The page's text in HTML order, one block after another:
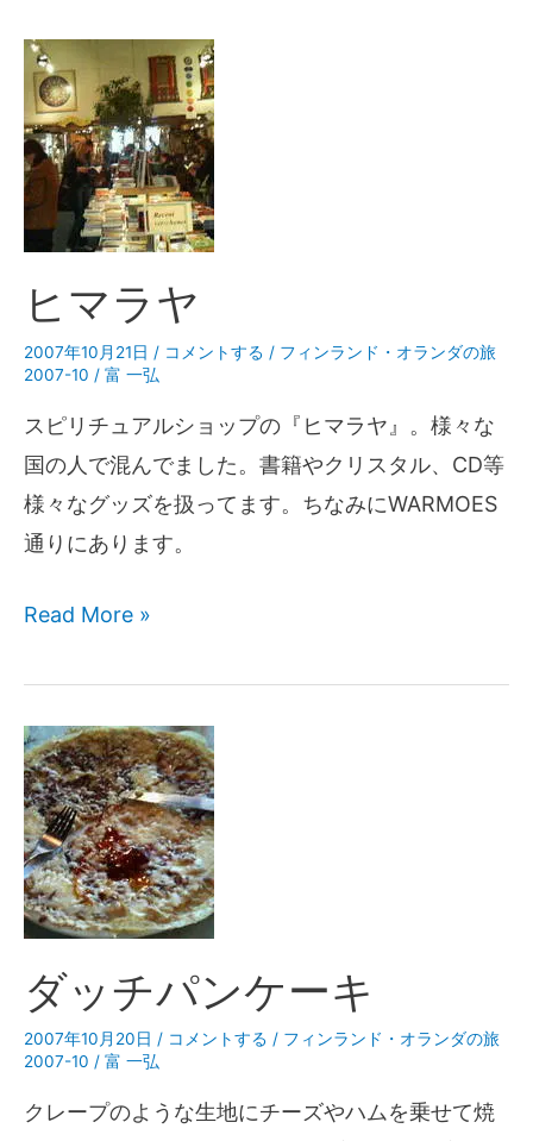
ヒマラヤ
2007年10月21日 / コメントする / フィンランド・オランダの旅
2007-10 / 富 一弘
スピリチュアルショップの『ヒマラヤ』。様々な
国の人で混んでました。書籍やクリスタル、CD等
様々なグッズを扱ってます。ちなみにWARMOES
通りにあります。
Read More »
ダッチパンケーキ
2007年10月20日 / コメントする / フィンランド・オランダの旅
2007-10 / 富 一弘
クレープのような生地にチーズやハムを乗せて焼